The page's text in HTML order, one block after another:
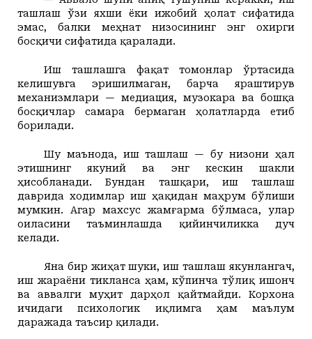
ташлаш ўзи яхши ёки ижобий ҳолат сифатида
эмас, балки меҳнат низосининг энг охирги
босқичи сифатида қаралади.
Иш ташлашга фақат томонлар ўртасида
келишувга эришилмаган, барча яраштирув
механизмлари — медиация, музокара ва бошқа
босқичлар самара бермаган ҳолатларда етиб
борилади.
Шу маънода, иш ташлаш — бу низони ҳал
этишнинг якуний ва энг кескин шакли
ҳисобланади. Бундан ташқари, иш ташлаш
даврида ходимлар иш ҳақидан маҳрум бўлиши
мумкин. Агар махсус жамғарма бўлмаса, улар
оиласини таъминлашда қийинчиликка дуч
келади.
Яна бир жиҳат шуки, иш ташлаш якунлангач,
иш жараёни тикланса ҳам, кўпинча тўлиқ ишонч
ва аввалги муҳит дарҳол қайтмайди. Корхона
ичидаги психологик иқлимга ҳам маълум
даражада таъсир қилади.